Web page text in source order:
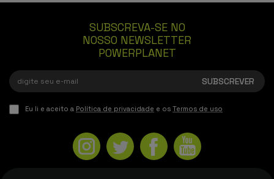
SUBSCREVA-SE NO
NOSSO NEWSLETTER
POWERPLANET
Eu li e aceito a Política de privacidade e os Termos de uso